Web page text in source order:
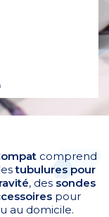
comprend
tubulures pour
, des sondes
pour
au domicile.